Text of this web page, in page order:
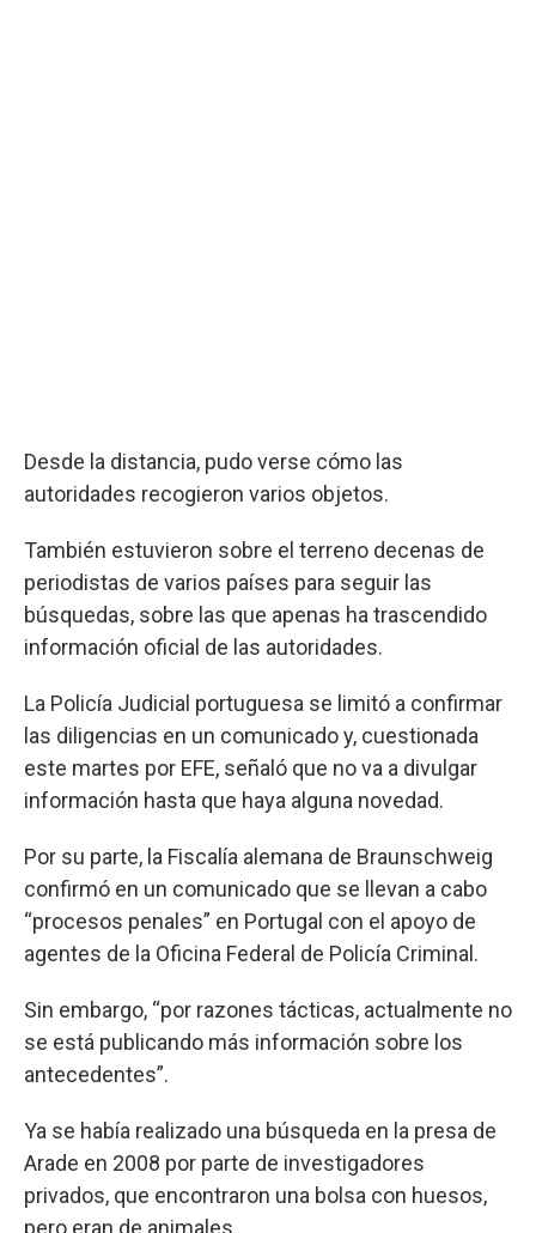
Desde la distancia, pudo verse cómo las
autoridades recogieron varios objetos.
También estuvieron sobre el terreno decenas de
periodistas de varios países para seguir las
búsquedas, sobre las que apenas ha trascendido
información oficial de las autoridades.
La Policía Judicial portuguesa se limitó a confirmar
las diligencias en un comunicado y, cuestionada
este martes por EFE, señaló que no va a divulgar
información hasta que haya alguna novedad.
Por su parte, la Fiscalía alemana de Braunschweig
confirmó en un comunicado que se llevan a cabo
“procesos penales” en Portugal con el apoyo de
agentes de la Oficina Federal de Policía Criminal.
Sin embargo, “por razones tácticas, actualmente no
se está publicando más información sobre los
antecedentes”.
Ya se había realizado una búsqueda en la presa de
Arade en 2008 por parte de investigadores
privados, que encontraron una bolsa con huesos,
pero eran de animales.